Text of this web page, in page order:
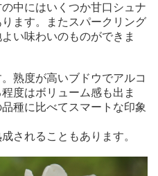
中にはいくつか甘口シュナ
ます。またスパークリング
い味わいのものができま
。熟度が高いブドウでアルコ
度はボリューム感も出ま
種に比べてスマートな印象
されることもあります。